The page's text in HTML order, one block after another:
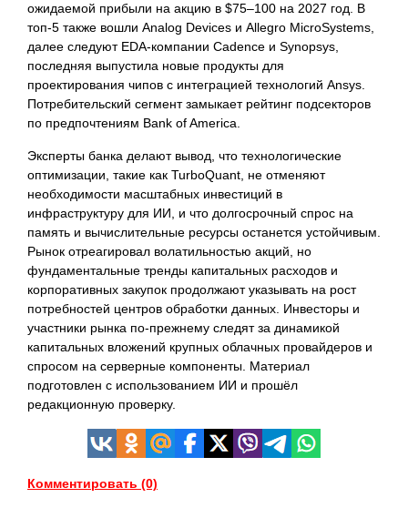
ожидаемой прибыли на акцию в $75–100 на 2027 год. В
топ-5 также вошли Analog Devices и Allegro MicroSystems,
далее следуют EDA-компании Cadence и Synopsys,
последняя выпустила новые продукты для
проектирования чипов с интеграцией технологий Ansys.
Потребительский сегмент замыкает рейтинг подсекторов
по предпочтениям Bank of America.
Эксперты банка делают вывод, что технологические
оптимизации, такие как TurboQuant, не отменяют
необходимости масштабных инвестиций в
инфраструктуру для ИИ, и что долгосрочный спрос на
память и вычислительные ресурсы останется устойчивым.
Рынок отреагировал волатильностью акций, но
фундаментальные тренды капитальных расходов и
корпоративных закупок продолжают указывать на рост
потребностей центров обработки данных. Инвесторы и
участники рынка по-прежнему следят за динамикой
капитальных вложений крупных облачных провайдеров и
спросом на серверные компоненты. Материал
подготовлен с использованием ИИ и прошёл
редакционную проверку.
Комментировать (0)